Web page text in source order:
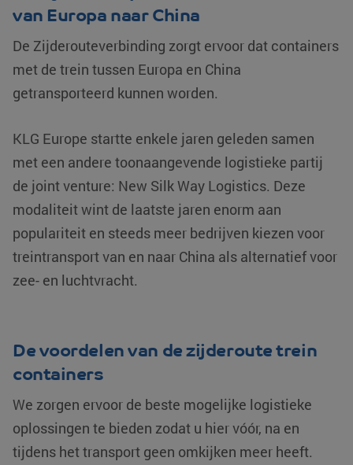
van Europa naar China
De Zijderouteverbinding zorgt ervoor dat containers
met de trein tussen Europa en China
getransporteerd kunnen worden.
KLG Europe startte enkele jaren geleden samen
met een andere toonaangevende logistieke partij
de joint venture: New Silk Way Logistics. Deze
modaliteit wint de laatste jaren enorm aan
populariteit en steeds meer bedrijven kiezen voor
treintransport van en naar China als alternatief voor
zee- en luchtvracht.
De voordelen van de zijderoute trein
containers
We zorgen ervoor de beste mogelijke logistieke
oplossingen te bieden zodat u hier vóór, na en
tijdens het transport geen omkijken meer heeft.